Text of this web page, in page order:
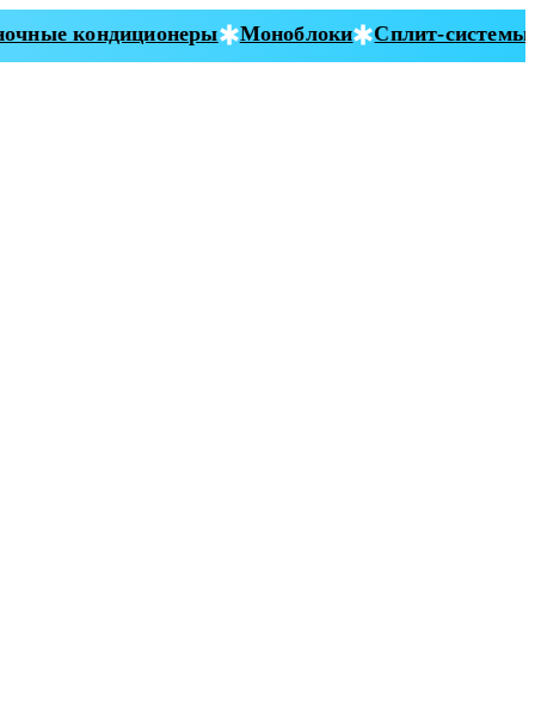
кондиционеры Моноблоки Сплит-системы